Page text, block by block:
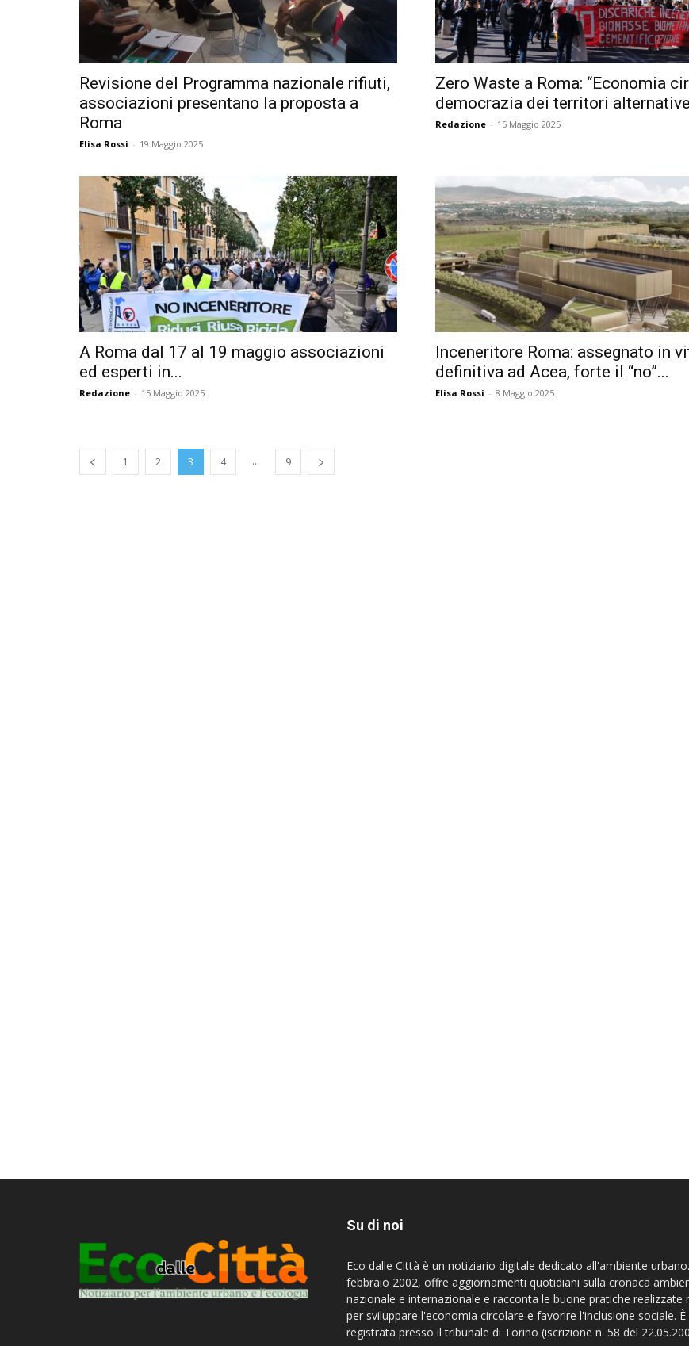
Revisione del Programma nazionale rifiuti,
associazioni presentano la proposta a
Roma
Elisa Rossi - 19 Maggio 2025
Zero Waste a Roma: “Economia
democrazia dei territori
Redazione - 15 Maggio 2025
A Roma dal 17 al 19 maggio associazioni
ed esperti in...
Redazione - 15 Maggio 2025
Inceneritore Roma: assegnato in
definitiva ad Acea, forte il “no”...
Elisa Rossi - 8 Maggio 2025
1 2 3 4 ... 9
Su di noi
Eco dalle Città è un notiziario digitale dedicato all'ambiente
febbraio 2002, offre aggiornamenti quotidiani sulla cronaca
nazionale e internazionale e racconta le buone pratiche realizzate
per sviluppare l'economia circolare e favorire l'inclusione sociale.
registrata presso il tribunale di Torino (iscrizione n. 58 del